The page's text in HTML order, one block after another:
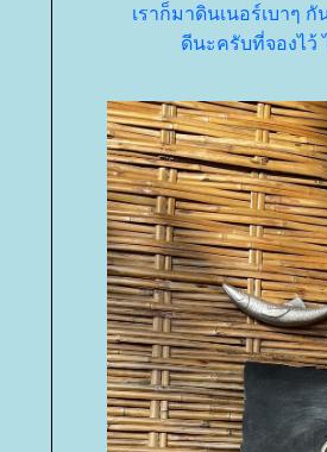
เราก็มาดินเนอร์เบาๆ
ดีนะครับที่จองไว้